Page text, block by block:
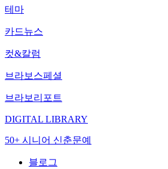
테마
카드뉴스
컷&칼럼
브라보스페셜
브라보리포트
DIGITAL LIBRARY
50+ 시니어 신춘문예
블로그